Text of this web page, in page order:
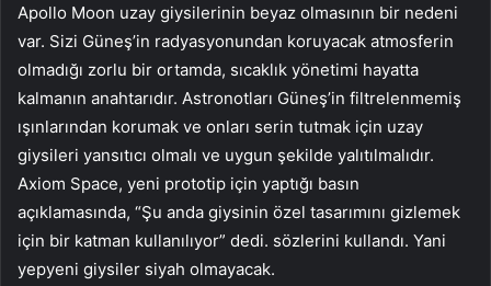
Apollo Moon uzay giysilerinin beyaz olmasının bir nedeni
var. Sizi Güneş’in radyasyonundan koruyacak atmosferin
olmadığı zorlu bir ortamda, sıcaklık yönetimi hayatta
kalmanın anahtarıdır. Astronotları Güneş’in filtrelenmemiş
ışınlarından korumak ve onları serin tutmak için uzay
giysileri yansıtıcı olmalı ve uygun şekilde yalıtılmalıdır.
Axiom Space, yeni prototip için yaptığı basın
açıklamasında, “Şu anda giysinin özel tasarımını gizlemek
için bir katman kullanılıyor” dedi. sözlerini kullandı. Yani
yepyeni giysiler siyah olmayacak.